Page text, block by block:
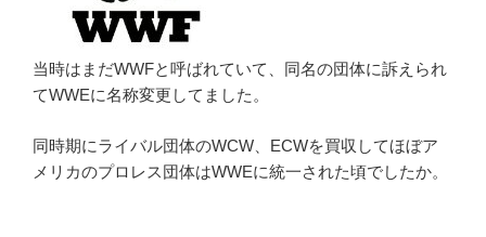
当時はまだWWFと呼ばれていて、同名の団体に訴えられ
てWWEに名称変更してました。
同時期にライバル団体のWCW、ECWを買収してほぼア
メリカのプロレス団体はWWEに統一された頃でしたか。